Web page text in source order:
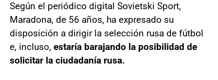
Según el periódico digital Sovietski Sport,
Maradona, de 56 años, ha expresado su
disposición a dirigir la selección rusa de fútbol
e, incluso, estaría barajando la posibilidad de
solicitar la ciudadanía rusa.